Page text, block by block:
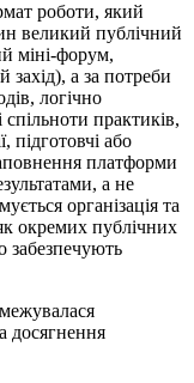
роботи, який
великий публічний
міні-форум,
а за потреби
логічно
спільноти практиків,
підготовчі або
платформи
а не
організація та
окремих публічних
забезпечують
досягнення